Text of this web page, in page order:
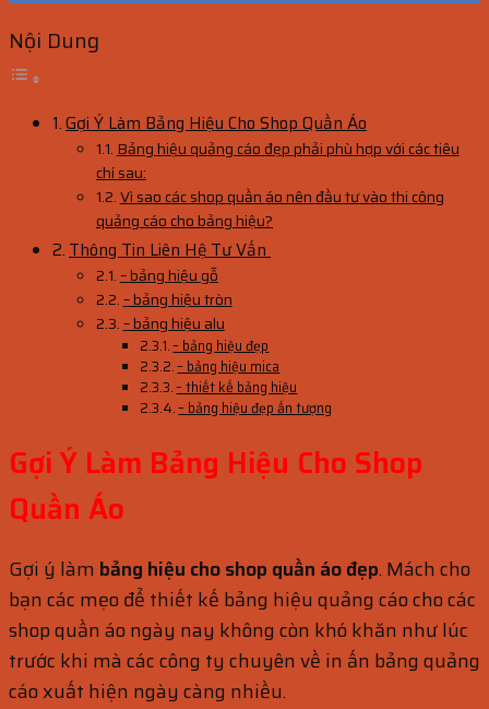
Nội Dung
Gợi Ý Làm Bảng Hiệu Cho Shop Quần Áo
Bảng hiệu quảng cáo đẹp phải phù hợp với các tiêu
chí sau:
Vì sao các shop quần áo nên đầu tư vào thi công
quảng cáo cho bảng hiệu?
Thông Tin Liên Hệ Tư Vấn
– bảng hiệu gỗ
– bảng hiệu tròn
– bảng hiệu alu
– bảng hiệu đẹp
– bảng hiệu mica
– thiết kế bảng hiệu
– bảng hiệu đẹp ấn tượng
Gợi Ý Làm Bảng Hiệu Cho Shop
Quần Áo
Gợi ý làm bảng hiệu cho shop quần áo đẹp. Mách cho
bạn các mẹo để thiết kế bảng hiệu quảng cáo cho các
shop quần áo ngày nay không còn khó khăn như lúc
trước khi mà các công ty chuyên về in ấn bảng quảng
cáo xuất hiện ngày càng nhiều.